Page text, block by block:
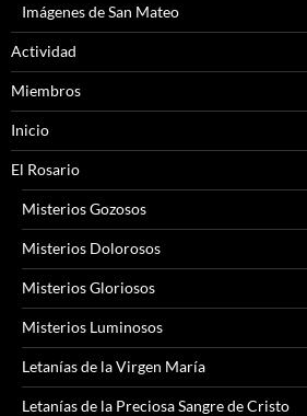
Imágenes de San Mateo
Actividad
Miembros
Inicio
El Rosario
Misterios Gozosos
Misterios Dolorosos
Misterios Gloriosos
Misterios Luminosos
Letanías de la Virgen María
Letanías de la Preciosa Sangre de Cristo